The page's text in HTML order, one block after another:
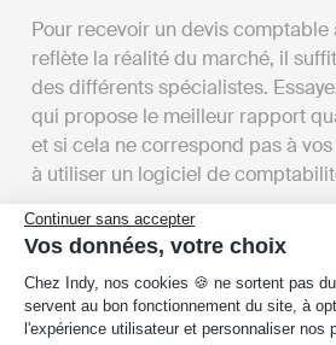
Continuer sans accepter
Vos données, votre choix
Plateforme de Gestion du
Chez Indy, nos cookies 🍪 ne sortent pas
servent au bon fonctionnement du site, à
l'expérience utilisateur et personnaliser nos
Pour recevoir un devis
reflète la réalité du marché, il
des différents spécialistes.
qui propose le meilleur rapport
et si cela ne correspond pas à
à utiliser un logiciel de
Évaluer les tarifs des
Montdidier
Pour obtenir un devis de cabinet